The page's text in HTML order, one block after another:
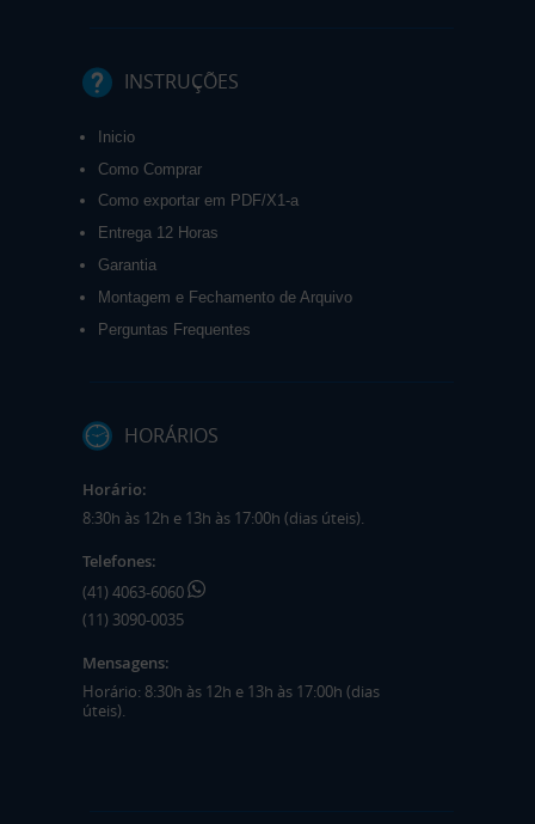
INSTRUÇÕES
Inicio
Como Comprar
Como exportar em PDF/X1-a
Entrega 12 Horas
Garantia
Montagem e Fechamento de Arquivo
Perguntas Frequentes
HORÁRIOS
Horário:
8:30h às 12h e 13h às 17:00h (dias úteis).
Telefones:
(41) 4063-6060
(11) 3090-0035
Mensagens:
Horário: 8:30h às 12h e 13h às 17:00h (dias
úteis).